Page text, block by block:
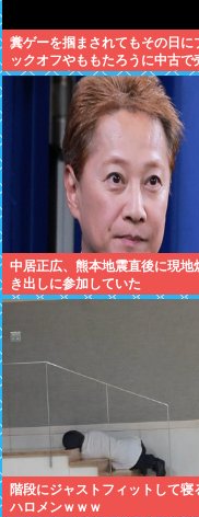
糞ゲーを掴まされてもその日に
ックオフやももたろうに中古で
りつける事ができなくなる時代
中居正広、熊本地震直後に現地
き出しに参加していた
階段にジャストフィットして寝
ハロメンｗｗｗ